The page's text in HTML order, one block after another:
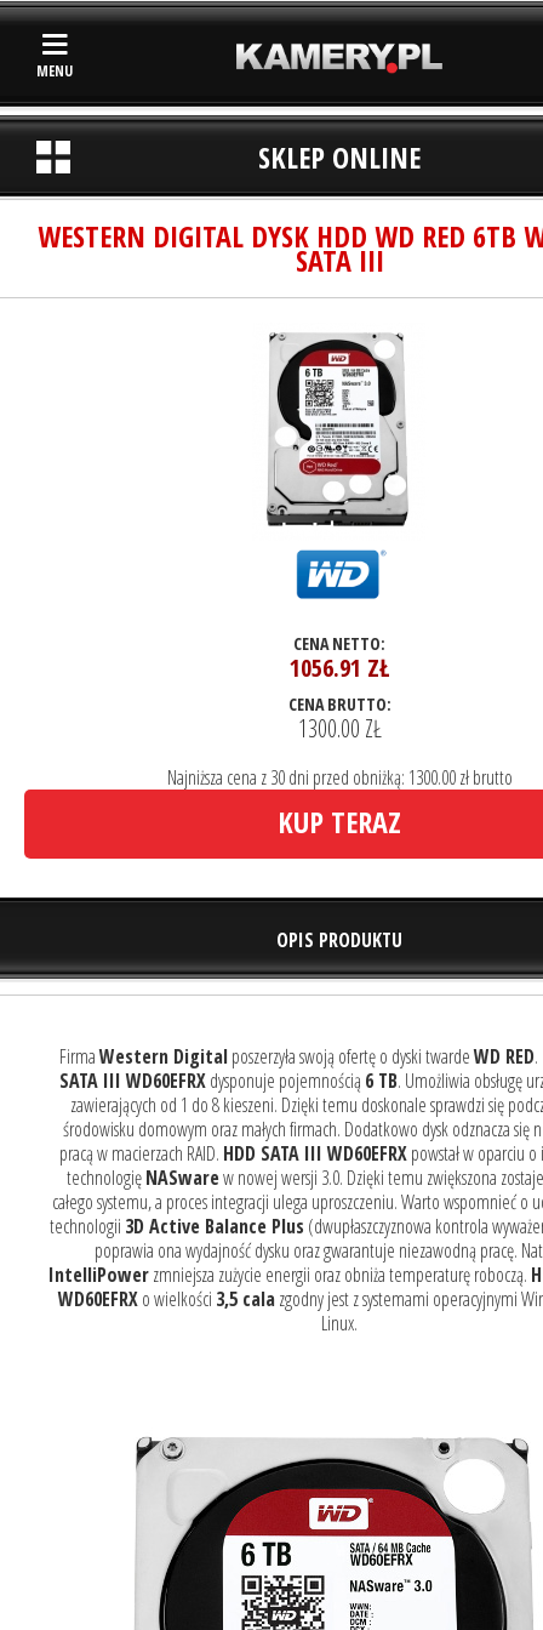
MENU
SKLEP ONLINE
WESTERN DIGITAL DYSK HDD WD RED 6TB
SATA III
CENA NETTO:
1056.91 ZŁ
CENA BRUTTO:
1300.00 ZŁ
Najniższa cena z 30 dni przed obniżką: 1300.00 zł brutto
KUP TERAZ
OPIS PRODUKTU
FirmaWestern Digitalposzerzyła swoją ofertę o dyski twardeWD RED
SATA III WD60EFRXdysponuje pojemnością 6 TB. Umożliwia obsługę
zawierających od 1 do 8 kieszeni. Dzięki temu doskonale sprawdzi się
środowisku domowym oraz małych firmach. Dodatkowo dysk odznacza się
pracą w macierzach RAID. HDD SATA III WD60EFRXpowstał w oparciu
technologięNASwarew nowej wersji 3.0. Dzięki temu zwiększona
całego systemu, a proces integracji ulega uproszczeniu. Warto wspomnieć o
technologii 3D Active Balance Plus (dwupłaszczyznowa kontrola
poprawia ona wydajność dysku oraz gwarantuje niezawodną pracę.
IntelliPowerzmniejsza zużycie energii oraz obniża temperaturę roboczą.
WD60EFRXo wielkości 3,5 calazgodny jest z systemami operacyjnymi
Linux.